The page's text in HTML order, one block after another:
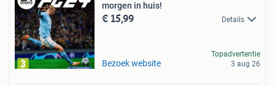
morgen in huis!
€ 15,99 Details
Bezoek website
Topadvertentie
3 aug 26